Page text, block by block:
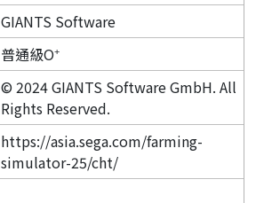
GIANTS Software
普通級O⁺
© 2024 GIANTS Software GmbH. All
Rights Reserved.
https://asia.sega.com/farming-
simulator-25/cht/